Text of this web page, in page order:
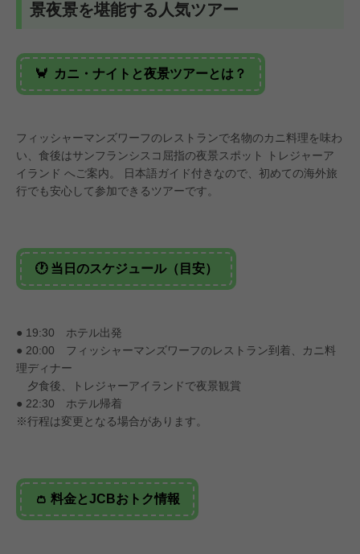
#JCBプラザ #アフタヌーンティー
景夜景を堪能する人気ツアー
🦀 カニ・ナイトと夜景ツアーとは？
フィッシャーマンズワーフのレストランで名物のカニ料理を味わ
い、食後はサンフランシスコ屈指の夜景スポット トレジャーア
イランド へご案内。 日本語ガイド付きなので、初めての海外旅
行でも安心して参加できるツアーです。
🕐 当日のスケジュール（目安）
● 19:30 ホテル出発
● 20:00 フィッシャーマンズワーフのレストラン到着、カニ料
理ディナー
夕食後、トレジャーアイランドで夜景観賞
● 22:30 ホテル帰着
※行程は変更となる場合があります。
👛 料金とJCBおトク情報